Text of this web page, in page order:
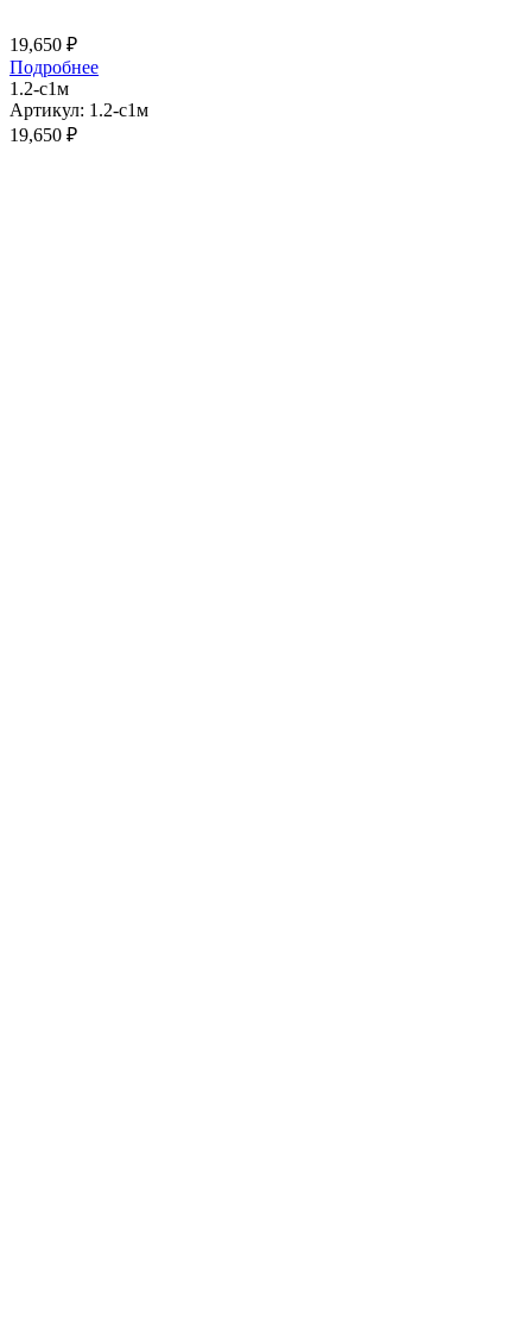
19,650 ₽
Подробнее
1.2-с1м
Артикул: 1.2-с1м
19,650 ₽